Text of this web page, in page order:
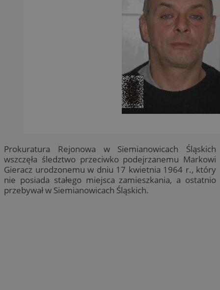
Prokuratura Rejonowa w Siemianowicach Śląskich
wszczęła śledztwo przeciwko podejrzanemu Markowi
Gieracz urodzonemu w dniu 17 kwietnia 1964 r., który
nie posiada stałego miejsca zamieszkania, a ostatnio
przebywał w Siemianowicach Śląskich.